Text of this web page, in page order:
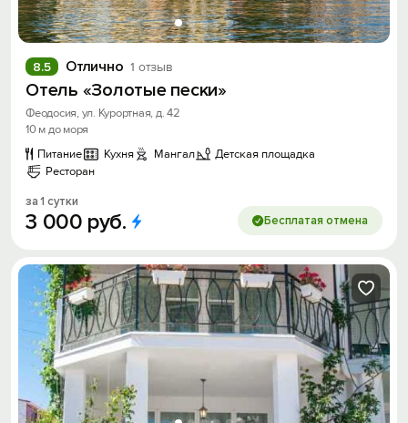
Отлично 1 отзыв
8.5
Отель «Золотые пески»
Феодосия, ул. Курортная, д. 42
10 м до моря
Питание
Кухня Мангал
Детская площадка
Ресторан
за 1 сутки
3 000 руб. Бесплатая отмена